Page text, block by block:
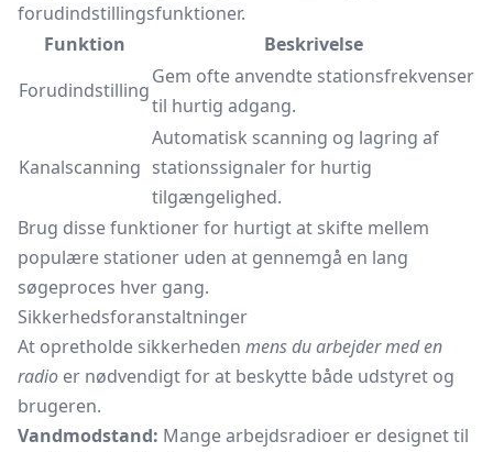
forudindstillingsfunktioner.
Funktion
Beskrivelse
Forudindstilling
Gem ofte anvendte stationsfrekvenser
til hurtig adgang.
Kanalscanning
Automatisk scanning og lagring af
stationssignaler for hurtig
tilgængelighed.
Brug disse funktioner for hurtigt at skifte mellem
populære stationer uden at gennemgå en lang
søgeproces hver gang.
Sikkerhedsforanstaltninger
At opretholde sikkerheden mens du arbejder med en
radio er nødvendigt for at beskytte både udstyret og
brugeren.
Vandmodstand: Mange arbejdsradioer er designet til